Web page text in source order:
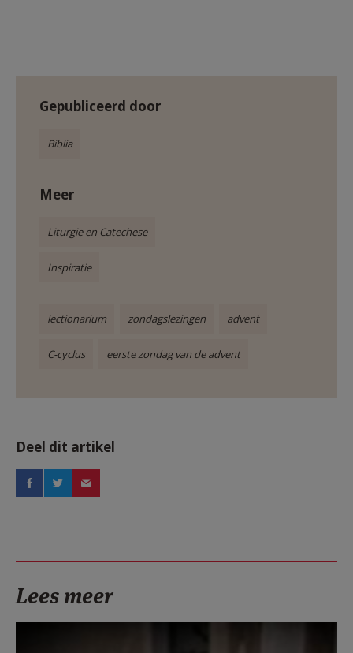
Gepubliceerd door
Biblia
Meer
Liturgie en Catechese
Inspiratie
lectionarium zondagslezingen advent
C-cyclus eerste zondag van de advent
Deel dit artikel
Lees meer